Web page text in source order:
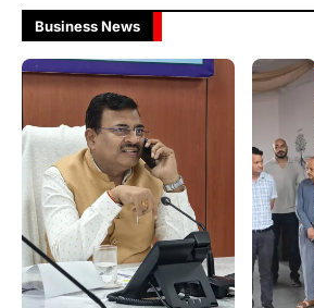
Business News